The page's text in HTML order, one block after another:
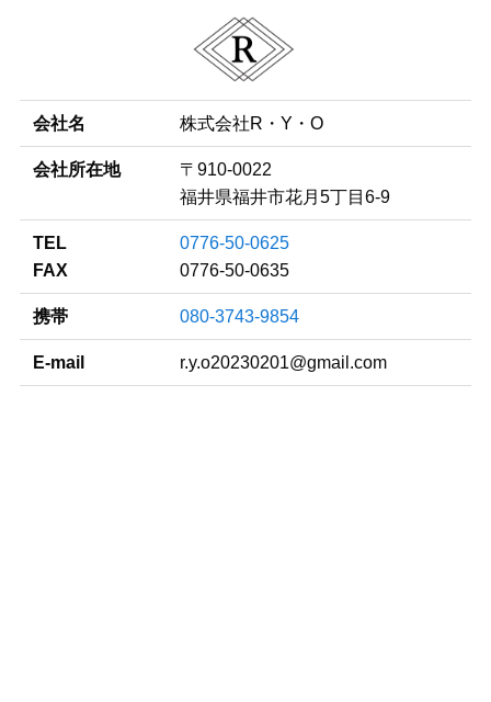
会社名 株式会社R・Y・O
会社所在地
〒910-0022
福井県福井市花月5丁目6-9
TEL
FAX
0776-50-0625
0776-50-0635
携帯 080-3743-9854
E-mail r.y.o20230201@gmail.com